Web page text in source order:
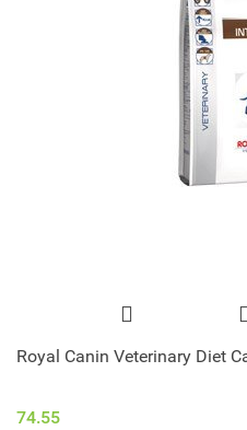
Royal Canin Veterinary Diet
74.55